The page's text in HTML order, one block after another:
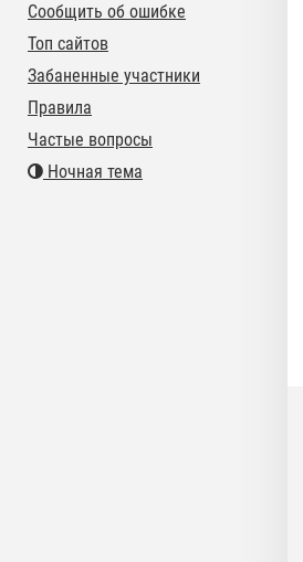
Сообщить об ошибке
Топ сайтов
Забаненные участники
Правила
Частые вопросы
Ночная тема